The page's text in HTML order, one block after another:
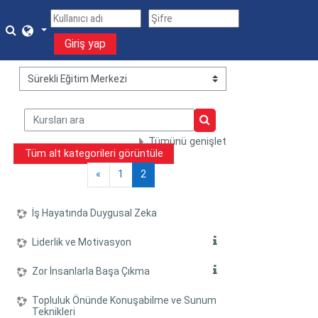
Arama girişini değiştir
Giriş yap
Kurs Kategorileri:
Kursları ara
Kursları ara
Tümünü genişlet
Tüm alt kategorileri görüntüle
« Önceki Sayfa
1 Sayfa 1
2Sayfa 2
İş Hayatında Duygusal Zeka
Liderlik ve Motivasyon
Zor İnsanlarla Başa Çıkma
Topluluk Önünde Konuşabilme ve Sunum
Teknikleri